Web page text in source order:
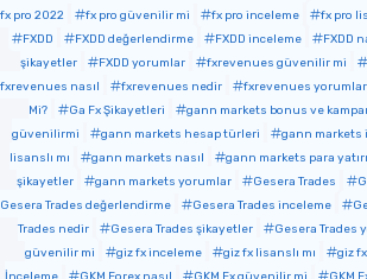
fx pro 2022
fx pro güvenilir mi fx pro inceleme fx pro
FXDD
FXDD değerlendirme FXDD inceleme FXDD
şikayetler
FXDD yorumlar fxrevenues güvenilir mi
fxrevenues nasıl
fxrevenues nedir fxrevenues yorumlar
Mi?
Ga Fx Şikayetleri gann markets bonus ve
güvenilirmi
gann markets hesap türleri gann markets
lisanslı mı
gann markets nasıl gann markets para
şikayetler
gann markets yorumlar Gesera Trades
Gesera Trades değerlendirme
Gesera Trades inceleme
Trades nedir
Gesera Trades şikayetler Gesera Trades
güvenilir mi
giz fx inceleme giz fx lisanslı mı giz